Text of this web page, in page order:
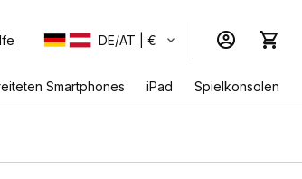
DE/AT | €
Smartphones iPad Spielkonsolen